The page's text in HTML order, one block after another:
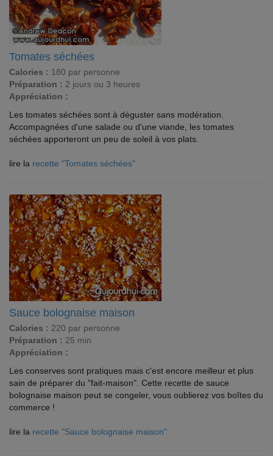
Tomates séchées
Calories : 180 par personne
Préparation : 2 jours ou 3 heures
Appréciation :
Les tomates séchées sont à déguster sans modération.
Accompagnées d'une salade ou d'une viande, les tomates
séchées apporteront un peu de soleil à vos plats.
lire la recette "Tomates séchées"
Sauce bolognaise maison
Calories : 220 par personne
Préparation : 25 min
Appréciation :
Les conserves sont pratiques mais c'est encore meilleur et plus
sain de préparer du "fait-maison". Cette recette de sauce
bolognaise maison peut se congeler, vous oublierez vos boîtes du
commerce !
lire la recette "Sauce bolognaise maison"